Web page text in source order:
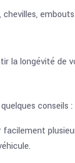
longévité de
conseils :